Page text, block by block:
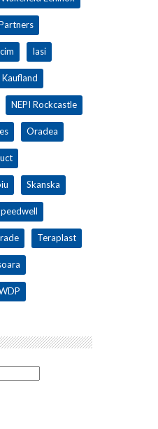
Iasi
Kaufland
NEPI Rockcastle
Oradea
Skanska
Teraplast